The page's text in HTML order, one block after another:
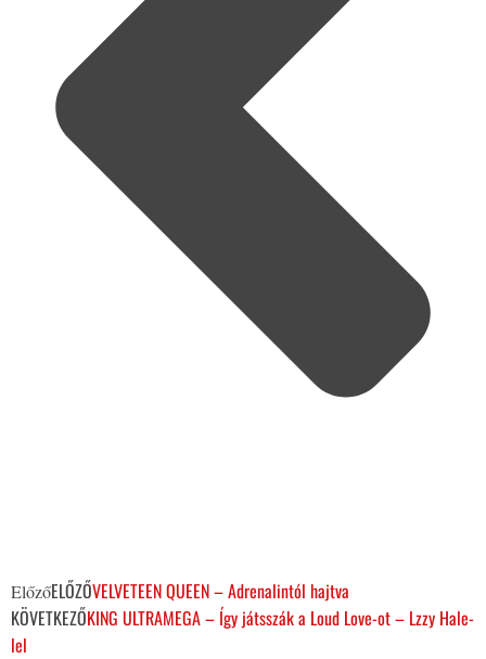
ElőzőELŐZŐVELVETEEN QUEEN – Adrenalintól hajtva
KÖVETKEZŐKING ULTRAMEGA – Így játsszák a Loud Love-ot – Lzzy Hale-
lel